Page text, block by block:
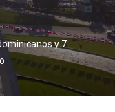
y 7